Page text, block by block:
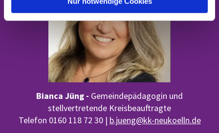
Bianca Jüng - Gemeindepädagogin und
stellvertretende Kreisbeauftragte
Telefon 0160 118 72 30 | b.jueng@kk-neukoelln.de